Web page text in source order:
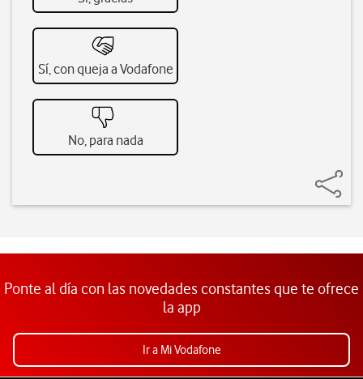
Sí, con queja a Vodafone
No, para nada
Ponte al día con las novedades constantes que te ofrece
la app
Ir a Mi Vodafone